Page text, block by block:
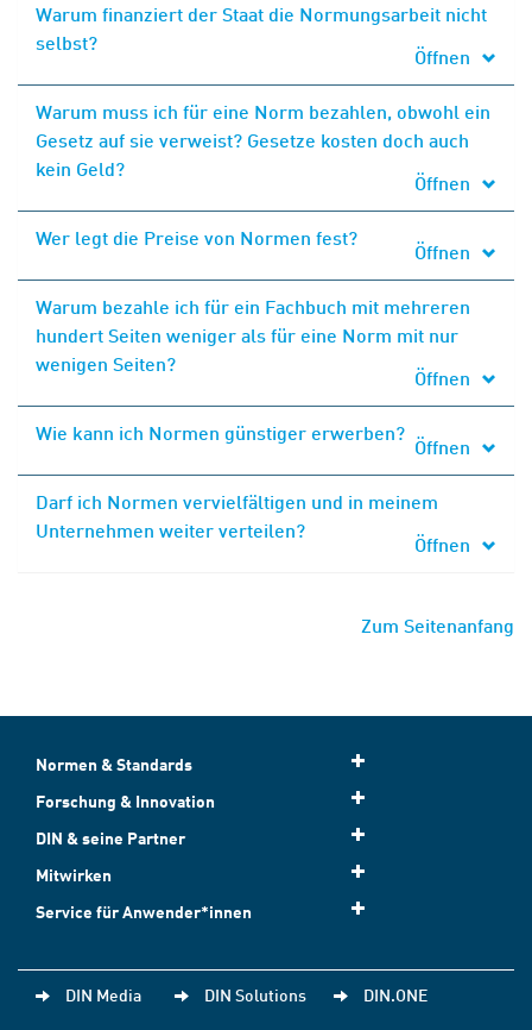
Warum finanziert der Staat die Normungsarbeit nicht
selbst?
Öffnen
Warum muss ich für eine Norm bezahlen, obwohl ein
Gesetz auf sie verweist? Gesetze kosten doch auch
kein Geld?
Öffnen
Wer legt die Preise von Normen fest?
Öffnen
Warum bezahle ich für ein Fachbuch mit mehreren
hundert Seiten weniger als für eine Norm mit nur
wenigen Seiten?
Öffnen
Wie kann ich Normen günstiger erwerben?
Öffnen
Darf ich Normen vervielfältigen und in meinem
Unternehmen weiter verteilen?
Öffnen
Zum Seitenanfang
Normen & Standards
Forschung & Innovation
DIN & seine Partner
Mitwirken
Service für Anwender*innen
DIN Media DIN Solutions DIN.ONE